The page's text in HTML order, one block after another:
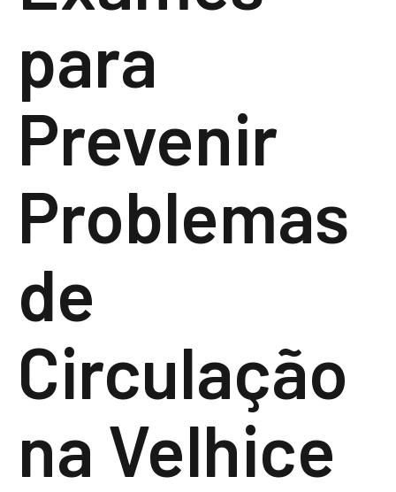
para
Prevenir
Problemas
de
Circulação
na Velhice